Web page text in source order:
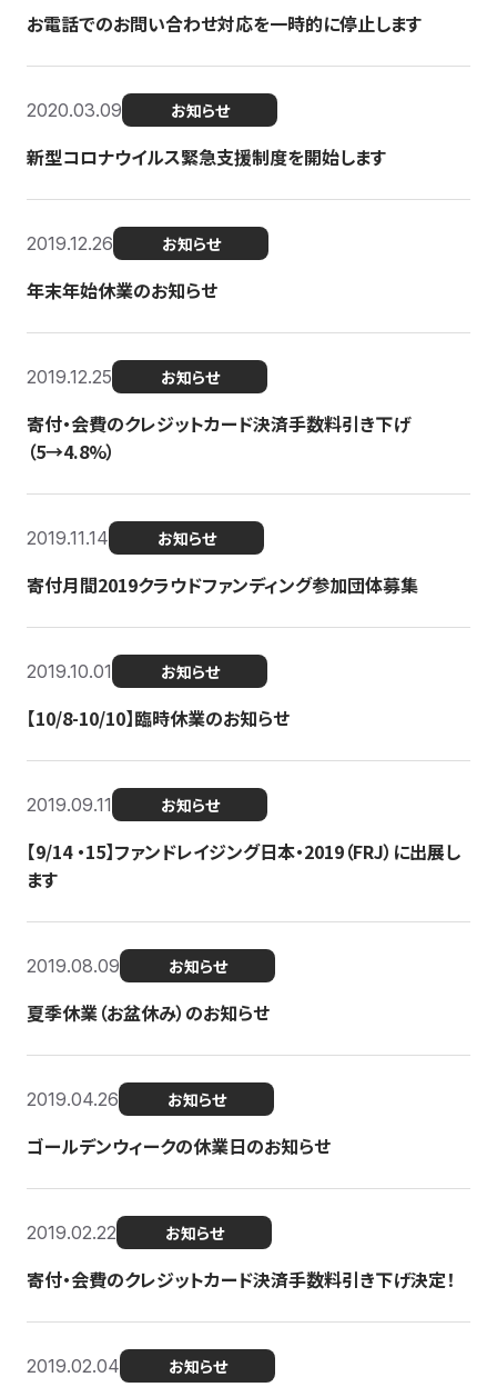
お電話でのお問い合わせ対応を一時的に停止します
2020.03.09 お知らせ
新型コロナウイルス緊急支援制度を開始します
2019.12.26 お知らせ
年末年始休業のお知らせ
2019.12.25 お知らせ
寄付・会費のクレジットカード決済手数料引き下げ
（5→4.8%）
2019.11.14 お知らせ
寄付月間2019クラウドファンディング参加団体募集
2019.10.01 お知らせ
【10/8-10/10】臨時休業のお知らせ
2019.09.11 お知らせ
【9/14 ・15】ファンドレイジング日本・2019（FRJ）に出展し
ます
2019.08.09 お知らせ
夏季休業（お盆休み）のお知らせ
2019.04.26 お知らせ
ゴールデンウィークの休業日のお知らせ
2019.02.22 お知らせ
寄付・会費のクレジットカード決済手数料引き下げ決定！
2019.02.04 お知らせ